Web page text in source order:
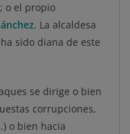
o el propio
. La alcaldesa
sido diana de este
se dirige o bien
corrupciones,
o bien hacia